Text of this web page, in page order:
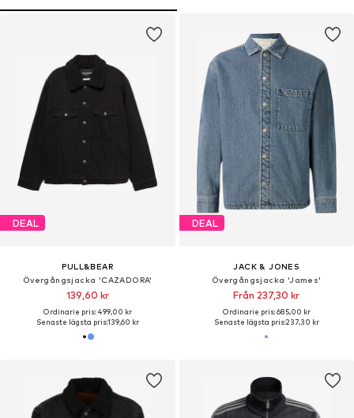
DEAL
PULL&BEAR
Övergångsjacka 'CAZADORA'
139,60 kr
Ordinarie pris: 499,00 kr
Senaste lägsta pris:139,60 kr
DEAL
JACK & JONES
Övergångsjacka 'James'
Från 237,30 kr
Ordinarie pris: 685,00 kr
Senaste lägsta pris:237,30 kr